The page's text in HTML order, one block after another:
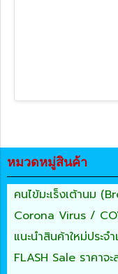
หมวดหมู่สินค้า
คนไข้มะเร็งเต้านม
Corona Virus /
แนะนำสินค้าใหม่ประจ
FLASH Sale ราคาจ